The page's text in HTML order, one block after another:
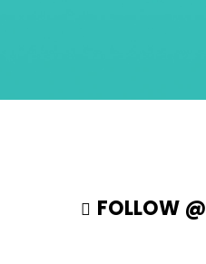
FOLLOW